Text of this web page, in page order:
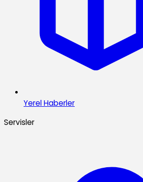
Yerel Haberler
Servisler